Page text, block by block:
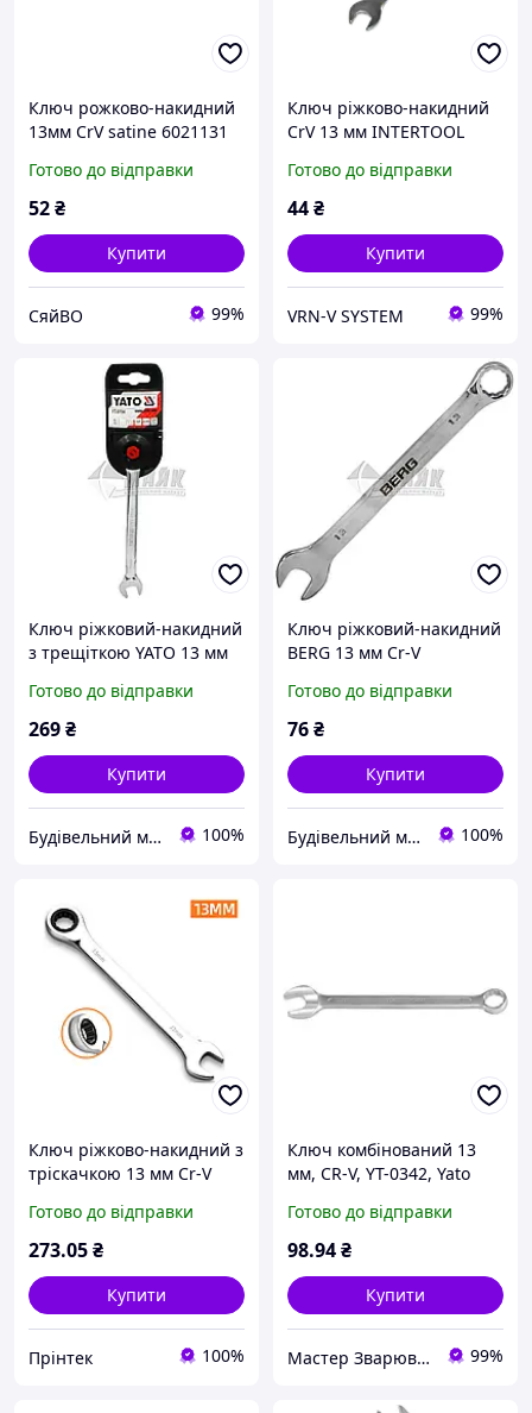
Ключ рожково-накидний
13мм CrV satine 6021131
Готово до відправки
52₴
Купити
СяйВО 99%
Ключ ріжково-накидний
CrV 13 мм INTERTOOL
Готово до відправки
44₴
Купити
VRN-V SYSTEM 99%
Ключ ріжковий-накидний
з трещіткою YATO 13 мм
Готово до відправки
269₴
Купити
Будівельний маркет Маяк 100%
Ключ ріжковий-накидний
BERG 13 мм Cr-V
Готово до відправки
76₴
Купити
Будівельний маркет Маяк 100%
Ключ ріжково-накидний з
тріскачкою 13 мм Cr-V
Готово до відправки
273.05₴
Купити
Прінтек 100%
Ключ комбінований 13
мм, CR-V, YT-0342, Yato
Готово до відправки
98.94₴
Купити
Мастер Зварювання 99%